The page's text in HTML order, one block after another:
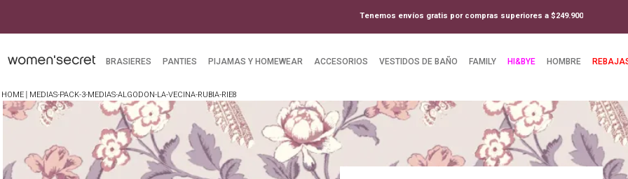
Tenemos envíos gratis por compras superiores a $249.900
BRASIERES PANTIES PIJAMAS Y HOMEWEAR ACCESORIOS VESTIDOS DE BAÑO FAMILY HI&BYE HOMBRE
MEDIAS-PACK-3-MEDIAS-ALGODON-LA-VECINA-RUBIA-RIE8